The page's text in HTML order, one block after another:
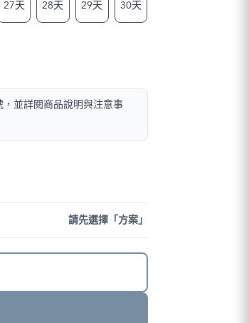
27天 28天 29天 30天
並詳閱商品說明與注意事
請先選擇「方案」